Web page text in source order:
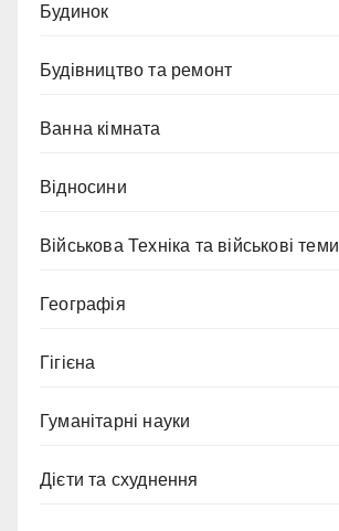
Будинок
Будівництво та ремонт
Ванна кімната
Відносини
Військова Техніка та військові теми
Географія
Гігієна
Гуманітарні науки
Дієти та схуднення